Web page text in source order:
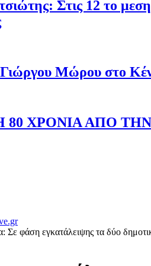
Στις 12 το
Μώρου στο
ΧΡΟΝΙΑ ΑΠΟ
Σε φάση εγκατάλειψης τα δύο